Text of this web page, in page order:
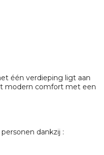
één verdieping ligt aan
modern comfort met een
dankzij :